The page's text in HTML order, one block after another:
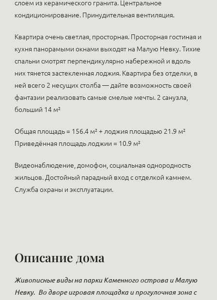
слоем из керамического гранита. Центральное
кондиционирование. Принудительная вентиляция.
Квартира очень светлая, просторная. Просторная гостиная и
кухня панорамыми окнами выходят на Малую Невку. Тихие
спальни смотрят перпендикулярно набережной и вдоль
них тянется застекленная лоджия. Квартира без отделки, в
ней всего 2 несущих столба — дайте возможность своей
фантазии реализовать самые смелые мечты. 2 санузла,
больший 14 м²
Общая площадь = 156.4 м² + лоджия площадью 21.9 м²
Приведённая площадь лоджии = 10.9 м²
Видеонаблюдение, домофон, социальная однородность
жильцов. Достойный парадный вход с отделкой камнем.
Служба охраны и эксплуатации.
Описание дома
Живописные виды на парки Каменного острова и Малую
Невку. Во дворе игровая площадка и прогулочная зона с